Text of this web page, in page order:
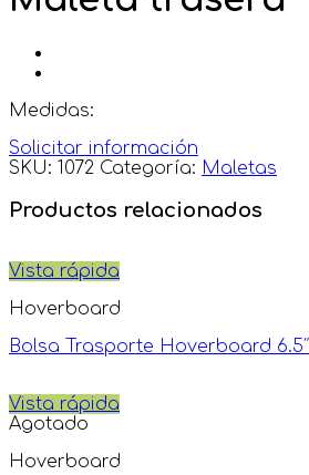
Medidas:
Solicitar información
SKU: 1072 Categoría: Maletas
Productos relacionados
Vista rápida
Hoverboard
Bolsa Trasporte Hoverboard 6.5″
Vista rápida
Agotado
Hoverboard